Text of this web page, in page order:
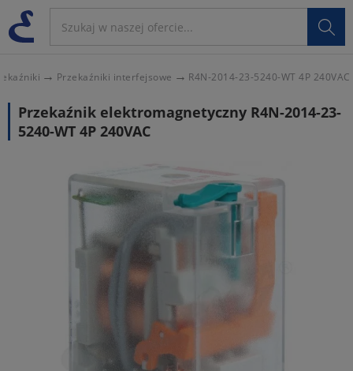

Przekaźniki interfejsowe R4N-2014-23-5240-WT 4P 240VAC
Przekaźnik elektromagnetyczny R4N-2014-23-
5240-WT 4P 240VAC